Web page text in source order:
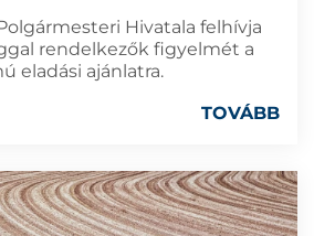
Hivatala felhívja
rendelkezők figyelmét a
eladási ajánlatra.
TOVÁBB